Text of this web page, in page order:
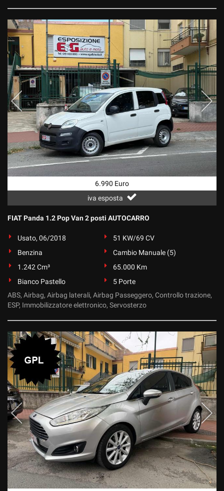
6.990 Euro
iva esposta
FIAT Panda 1.2 Pop Van 2 posti AUTOCARRO
Usato, 06/2018
51 KW/69 CV
Benzina
Cambio Manuale (5)
1.242 Cm³
65.000 Km
Bianco Pastello
5 Porte
ABS, Airbag, Airbag laterali, Airbag Passeggero, Controllo trazione,
ESP, Immobilizzatore elettronico, Servosterzo